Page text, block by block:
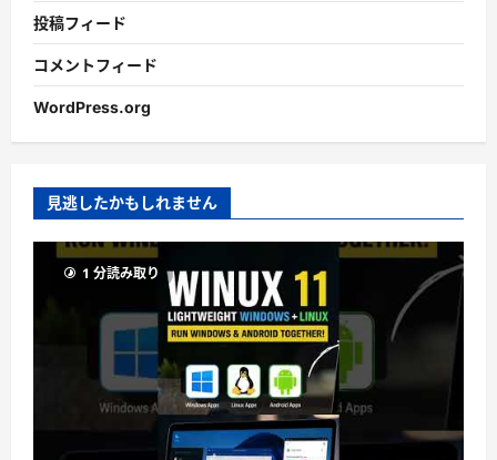
投稿フィード
コメントフィード
WordPress.org
見逃したかもしれません
1 分読み取り